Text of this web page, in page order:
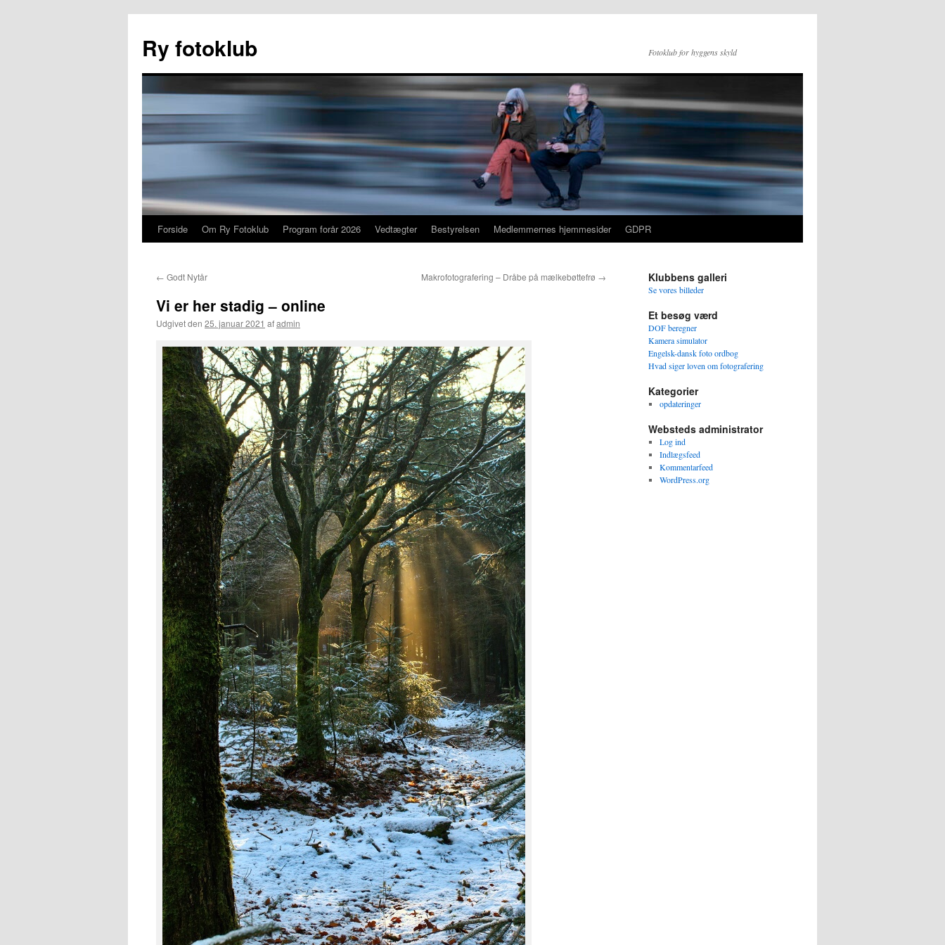
indhold
Ry fotoklub Fotoklub for hyggens skyld
Forside Om Ry Fotoklub Program forår 2026 Vedtægter Bestyrelsen Medlemmernes hjemmesider GDPR
← Godt Nytår Makrofotografering – Dråbe på mælkebøttefrø →
Vi er her stadig – online
Udgivet den 25. januar 2021 afadmin
Klubbens galleri
Se vores billeder
Et besøg værd
DOF beregner
Kamera simulator
Engelsk-dansk foto ordbog
Hvad siger loven om fotografering
Kategorier
opdateringer
Websteds administrator
Log ind
Indlægsfeed
Kommentarfeed
WordPress.org